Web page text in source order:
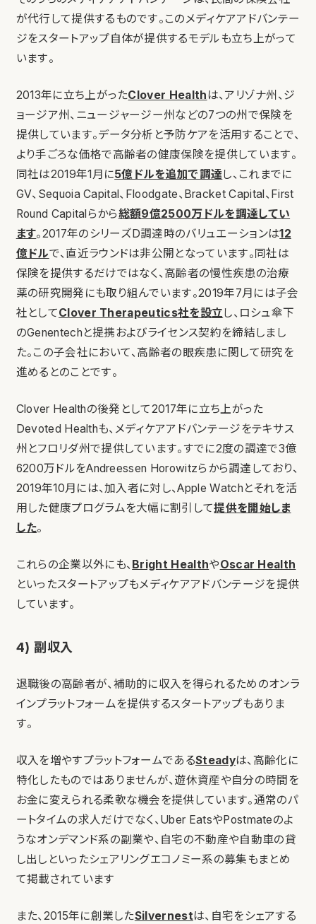
が代行して提供するものです。このメディケアアドバンテー
ジをスタートアップ自体が提供するモデルも立ち上がって
います。
2013年に立ち上がったClover Healthは、アリゾナ州、ジ
ョージア州、ニュージャージー州などの7つの州で保険を
提供しています。データ分析と予防ケアを活用することで、
より手ごろな価格で高齢者の健康保険を提供しています。
同社は2019年1月に5億ドルを追加で調達し、これまでに
GV、Sequoia Capital、Floodgate、Bracket Capital、First
Round Capitalらから総額9億2500万ドルを調達してい
ます。2017年のシリーズD調達時のバリュエーションは12
億ドルで、直近ラウンドは非公開となっています。同社は
保険を提供するだけではなく、高齢者の慢性疾患の治療
薬の研究開発にも取り組んでいます。2019年7月には子会
社としてClover Therapeutics社を設立し、ロシュ傘下
のGenentechと提携およびライセンス契約を締結しまし
た。この子会社において、高齢者の眼疾患に関して研究を
進めるとのことです。
Clover Healthの後発として2017年に立ち上がった
Devoted Healthも、メディケアアドバンテージをテキサス
州とフロリダ州で提供しています。すでに2度の調達で3億
6200万ドルをAndreessen Horowitzらから調達しており、
2019年10月には、加入者に対し、Apple Watchとそれを活
用した健康プログラムを大幅に割引して提供を開始しま
した。
これらの企業以外にも、 Bright HealthやOscar Health
といったスタートアップもメディケアアドバンテージを提供
しています。
4) 副収入
退職後の高齢者が、補助的に収入を得られるためのオンラ
インプラットフォームを提供するスタートアップもありま
す。
収入を増やすプラットフォームであるSteadyは、高齢化に
特化したものではありませんが、遊休資産や自分の時間を
お金に変えられる柔軟な機会を提供しています。通常のパ
ートタイムの求人だけでなく、Uber EatsやPostmateのよ
うなオンデマンド系の副業や、自宅の不動産や自動車の貸
し出しといったシェアリングエコノミー系の募集もまとめ
て掲載されています
また、2015年に創業したSilvernestは、自宅をシェアする